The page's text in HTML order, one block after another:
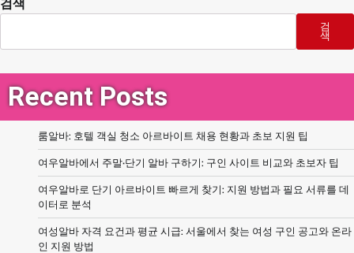
검색
검
색
Recent Posts
룸알바: 호텔 객실 청소 아르바이트 채용 현황과 초보 지원 팁
여우알바에서 주말·단기 알바 구하기: 구인 사이트 비교와 초보자 팁
여우알바로 단기 아르바이트 빠르게 찾기: 지원 방법과 필요 서류를 데
이터로 분석
여성알바 자격 요건과 평균 시급: 서울에서 찾는 여성 구인 공고와 온라
인 지원 방법